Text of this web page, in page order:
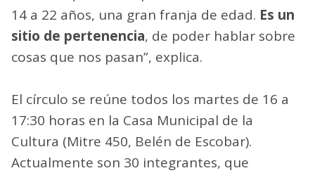
14 a 22 años, una gran franja de edad. Es un
sitio de pertenencia, de poder hablar sobre
cosas que nos pasan”, explica.
El círculo se reúne todos los martes de 16 a
17:30 horas en la Casa Municipal de la
Cultura (Mitre 450, Belén de Escobar).
Actualmente son 30 integrantes, que